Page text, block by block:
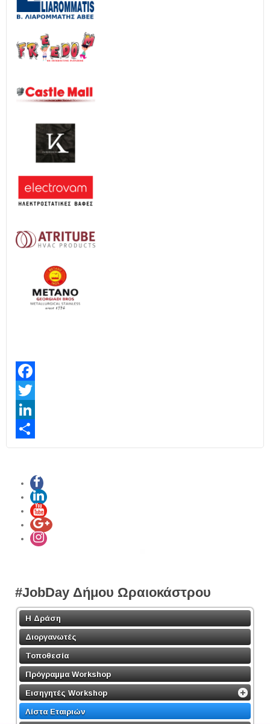
Facebook
Twitter
LinkedIn
Share
#JobDay Δήμου Ωραιοκάστρου
Η Δράση
Διοργανωτές
Τοποθεσία
Πρόγραμμα Workshop
Εισηγητές Workshop
Λίστα Εταιριών